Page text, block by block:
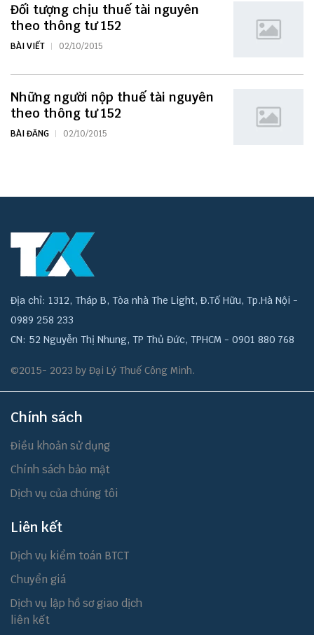
Đối tượng chịu thuế tài nguyên
theo thông tư 152
BÀI VIẾT 02/10/2015
Những người nộp thuế tài nguyên
theo thông tư 152
BÀI ĐĂNG 02/10/2015
Địa chỉ: 1312, Tháp B, Tòa nhà The Light, Đ.Tố Hữu, Tp.Hà Nội -
0989 258 233
CN: 52 Nguyễn Thị Nhung, TP Thủ Đức, TPHCM - 0901 880 768
©2015- 2023 by Đại Lý Thuế Công Minh.
Chính sách
Điều khoản sử dụng
Chính sách bảo mật
Dịch vụ của chúng tôi
Liên kết
Dịch vụ kiểm toán BTCT
Chuyển giá
Dịch vụ lập hồ sơ giao dịch
liên kết